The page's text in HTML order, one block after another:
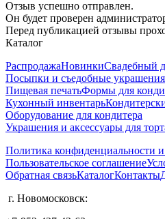
Отзыв успешно отправлен.
Он будет проверен
Перед публикацией отзывы
Каталог
РаспродажаНовинкиСвадебный
Посыпки и съедобные украшения
Пищевая печатьФормы для
Кухонный инвентарь
Оборудование для кондитера
Украшения и аксессуары для
Политика конфиденциальности и
Пользовательское соглашение
Обратная связьКаталогКонтакты
г. Новомосковск: